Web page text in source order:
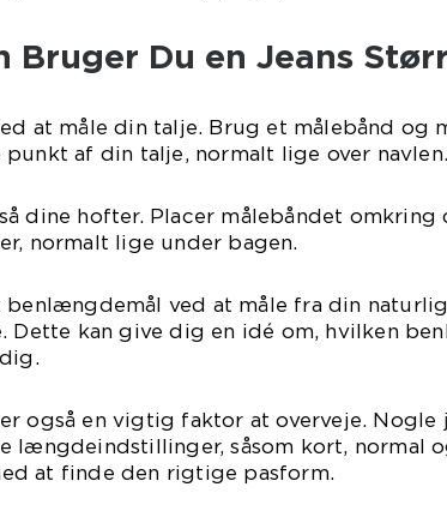
Bruger Du en Jeans
at måle din talje. Brug et målebånd og
punkt af din talje, normalt lige over navlen.
dine hofter. Placer målebåndet
normalt lige under bagen.
benlængdemål ved at måle fra din
Dette kan give dig en idé om, hvilken
også en vigtig faktor at overveje.
længdeindstillinger, såsom kort, normal
at finde den rigtige pasform.